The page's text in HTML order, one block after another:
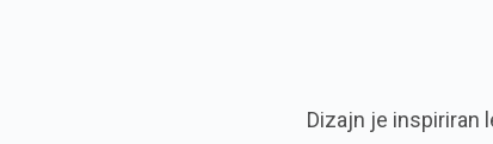
Dizajn je inspiriran